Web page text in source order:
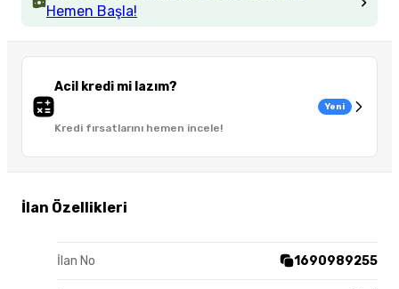
Hemen Başla!
Acil kredi mi lazım?
Kredi fırsatlarını hemen incele!
Yeni
İlan Özellikleri
İlan No 1690989255